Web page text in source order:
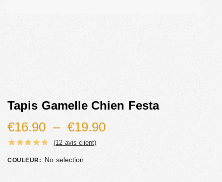
Tapis Gamelle Chien Festa
€16.90 – €19.90
(12 avis client)
COULEUR: No selection